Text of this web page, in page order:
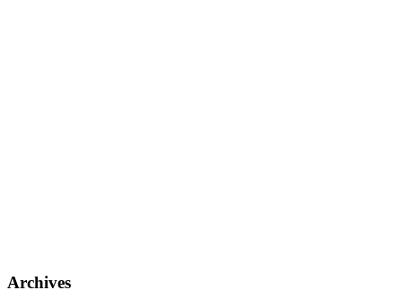
Archives